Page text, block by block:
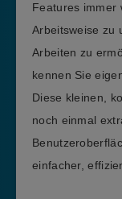
Features immer
Arbeitsweise zu
Arbeiten zu
kennen Sie
Diese kleinen,
noch einmal
einfacher,